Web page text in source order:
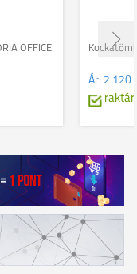
OFFICE
Ár: 2 120